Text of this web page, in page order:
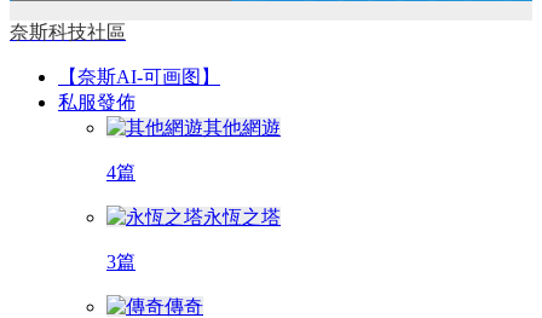
奈斯科技社區
【奈斯AI-可画图】
私服發佈
其他網遊
4篇
永恆之塔
3篇
傳奇